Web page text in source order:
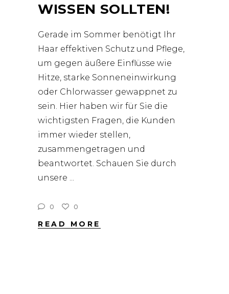
WISSEN SOLLTEN!
Gerade im Sommer benötigt Ihr
Haar effektiven Schutz und Pflege,
um gegen äußere Einflüsse wie
Hitze, starke Sonneneinwirkung
oder Chlorwasser gewappnet zu
sein. Hier haben wir für Sie die
wichtigsten Fragen, die Kunden
immer wieder stellen,
zusammengetragen und
beantwortet. Schauen Sie durch
unsere
0 0
READ MORE